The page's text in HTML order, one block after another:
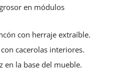
en módulos
con herraje extraíble.
cacerolas interiores.
en la base del mueble.